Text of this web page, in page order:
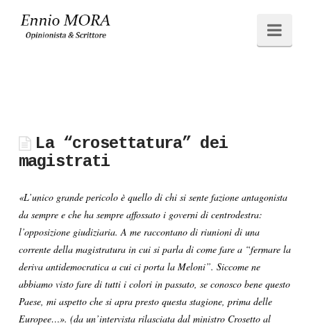
Ennio
La “crosettatura” dei
magistrati
«L’unico grande pericolo è quello di chi si sente fazione antagonista
da sempre e che ha sempre affossato i governi di centrodestra:
l’opposizione giudiziaria. A me raccontano di riunioni di una
corrente della magistratura in cui si parla di come fare a “fermare la
deriva antidemocratica a cui ci porta la Meloni”. Siccome ne
abbiamo visto fare di tutti i colori in passato, se conosco bene questo
Paese, mi aspetto che si apra presto questa stagione, prima delle
Europee…». (da un’intervista rilasciata dal ministro Crosetto al